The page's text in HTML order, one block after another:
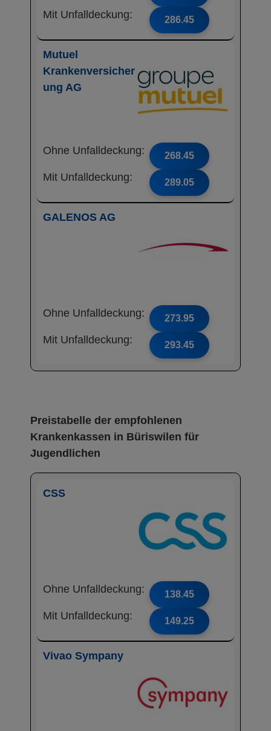
Mit Unfalldeckung: 286.45
Mutuel
Krankenversicher
ung AG
Ohne Unfalldeckung: 268.45
Mit Unfalldeckung: 289.05
GALENOS AG
Ohne Unfalldeckung: 273.95
Mit Unfalldeckung: 293.45
Preistabelle der empfohlenen
Krankenkassen in Büriswilen für
Jugendlichen
CSS
Ohne Unfalldeckung: 138.45
Mit Unfalldeckung: 149.25
Vivao Sympany